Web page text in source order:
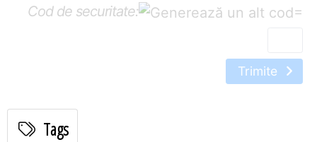
Cod de securitate: =
Trimite
Tags